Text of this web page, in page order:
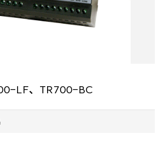
LF、TR700-BC